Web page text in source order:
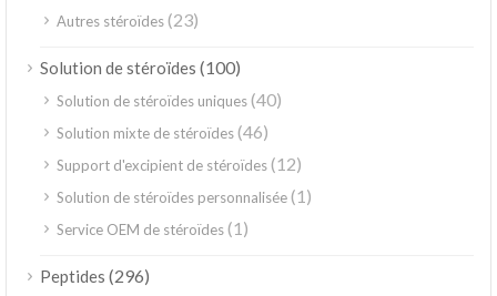
Autres stéroïdes(23)
Solution de stéroïdes (100)
Solution de stéroïdes uniques(40)
Solution mixte de stéroïdes(46)
Support d'excipient de stéroïdes(12)
Solution de stéroïdes personnalisée(1)
Service OEM de stéroïdes(1)
Peptides (296)